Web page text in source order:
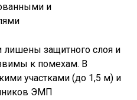
лишены защитного слоя и
к помехам. В
участками (до 1,5 м) и
ЭМП